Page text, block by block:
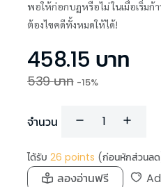
พอให้ก่อกบฏหรือไม่ ในเมื่อเริ่มก้
ต้องไขคดีทั้งหมดให้ได้!
458.15 บาท
539บาท -15%
จำนวน
ได้รับ 26 points (ก่อนหักส่วนล
ลองอ่านฟรี